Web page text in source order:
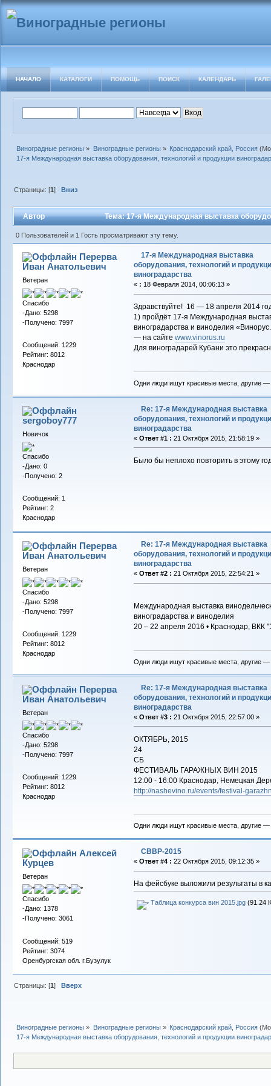
НАЧАЛО КАТАЛОГИ ПОМОЩЬ ПОИСК КАЛЕНДАРЬ
Виноградные регионы » Виноградные регионы » Краснодарский край, Россия
17-я Международная выставка оборудования, технологий и продукции
Страницы: [1] Вниз
Автор
Тема: 17-я Международная выставка
(Прочитано 5078 раз)
0 Пользователей и 1 Гость просматривают эту тему.
Перерва
Иван Анатольевич
Ветеран
Спасибо
-Дано: 5298
-Получено: 7997
Сообщений: 1229
Рейтинг: 8012
Краснодар
17-я Международная выставка
оборудования, технологий и
виноградарства
« : 18 Февраля 2014, 00:06:13 »
Здравствуйте! 16 — 18 апреля 2014
1) пройдёт 17-я Международная
виноградарства и виноделия
— на сайте www.vinorus.ru
Для виноградарей Кубани это
Одни люди ищут красивые места, другие
sergoboy777
Новичок
Спасибо
-Дано: 0
-Получено: 2
Сообщений: 1
Рейтинг: 2
Краснодар
Re: 17-я Международная выставка
оборудования, технологий и
виноградарства
« Ответ #1 : 21 Октября 2015, 21:58:19 »
Было бы неплохо повторить в этому
Перерва
Иван Анатольевич
Ветеран
Спасибо
-Дано: 5298
-Получено: 7997
Сообщений: 1229
Рейтинг: 8012
Краснодар
Re: 17-я Международная выставка
оборудования, технологий и
виноградарства
« Ответ #2 : 21 Октября 2015, 22:54:21 »
Международная выставка
виноградарства и виноделия
20 – 22 апреля 2016 • Краснодар, ВКК
Одни люди ищут красивые места, другие
Перерва
Иван Анатольевич
Ветеран
Спасибо
-Дано: 5298
-Получено: 7997
Сообщений: 1229
Рейтинг: 8012
Краснодар
Re: 17-я Международная выставка
оборудования, технологий и
виноградарства
« Ответ #3 : 21 Октября 2015, 22:57:00 »
ОКТЯБРЬ, 2015
24
СБ
ФЕСТИВАЛЬ ГАРАЖНЫХ ВИН 2015
12:00 - 16:00 Краснодар, Немецкая
http://nashevino.ru/events/festival-
Одни люди ищут красивые места, другие
Алексей
Курцев
Ветеран
Спасибо
-Дано: 1378
-Получено: 3061
Сообщений: 519
Рейтинг: 3074
Оренбургская обл. г.Бузулук
СВВР-2015
« Ответ #4 : 22 Октября 2015, 09:12:35 »
На фейсбуке выложили результаты в
Таблица конкурса вин 2015.jpg(91.24
Страницы: [1]Вверх
Виноградные регионы » Виноградные регионы» Краснодарский край, Россия
17-я Международная выставка оборудования, технологий и продукции